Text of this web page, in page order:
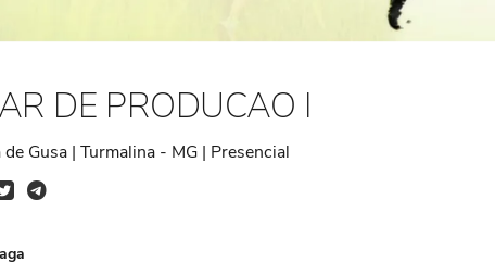
DE PRODUCAO I
Gusa | Turmalina - MG | Presencial